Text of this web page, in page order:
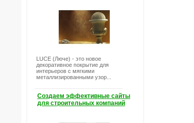
LUCE (Люче) - это новое
декоративное покрытие для
интерьеров с мягкими
металлизированными узор...
Создаем эффективные сайты
для строительных компаний